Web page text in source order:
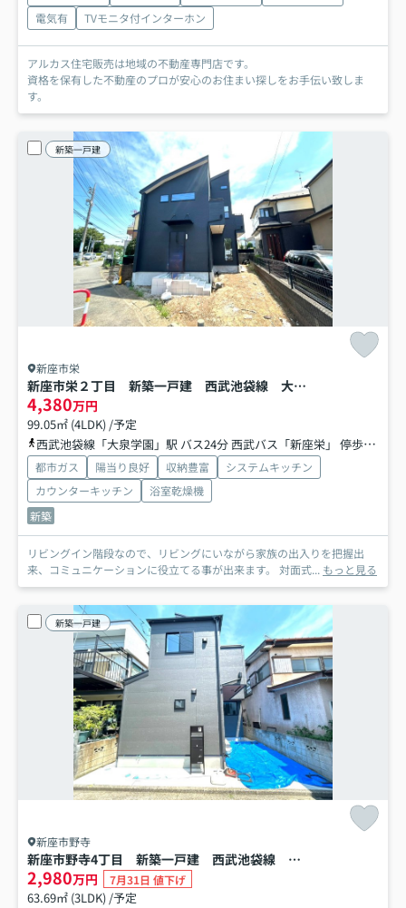
電気有
TVモニタ付インターホン
アルカス住宅販売は地域の不動産専門店です。
資格を保有した不動産のプロが安心のお住まい探しをお手伝い致しま
す。
新築一戸建
新座市栄
新座市栄２丁目 新築一戸建 西武池袋線 大泉学園
4,380万円
99.05㎡ (4LDK) /予定
西武池袋線「大泉学園」駅 バス24分 西武バス「新座栄」 停歩2分
都市ガス 陽当り良好 収納豊富
システムキッチン
カウンターキッチン
浴室乾燥機
新築
リビングイン階段なので、リビングにいながら家族の出入りを把握出
来、コミュニケーションに役立てる事が出来ます。 対面式... もっと見る
新築一戸建
新座市野寺
新座市野寺4丁目 新築一戸建 西武池袋線 ひばりヶ丘
2,980万円 7月31日 値下げ
63.69㎡ (3LDK) /予定